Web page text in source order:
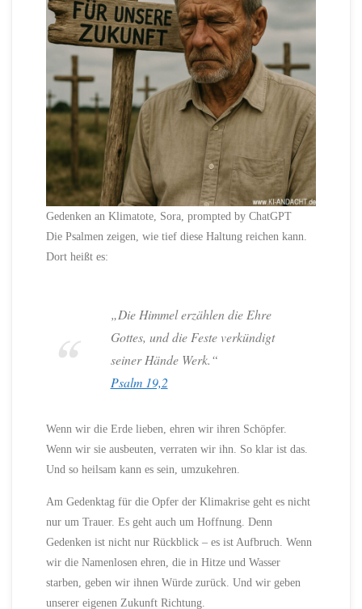
Gedenken an Klimatote, Sora, prompted by ChatGPT
Die Psalmen zeigen, wie tief diese Haltung reichen kann.
Dort heißt es:
„Die Himmel erzählen die Ehre
Gottes, und die Feste verkündigt
seiner Hände Werk.“
Psalm 19,2
Wenn wir die Erde lieben, ehren wir ihren Schöpfer.
Wenn wir sie ausbeuten, verraten wir ihn. So klar ist das.
Und so heilsam kann es sein, umzukehren.
Am Gedenktag für die Opfer der Klimakrise geht es nicht
nur um Trauer. Es geht auch um Hoffnung. Denn
Gedenken ist nicht nur Rückblick – es ist Aufbruch. Wenn
wir die Namenlosen ehren, die in Hitze und Wasser
starben, geben wir ihnen Würde zurück. Und wir geben
unserer eigenen Zukunft Richtung.